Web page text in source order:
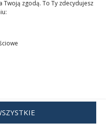
Twoją zgodą. To Ty zdecydujesz